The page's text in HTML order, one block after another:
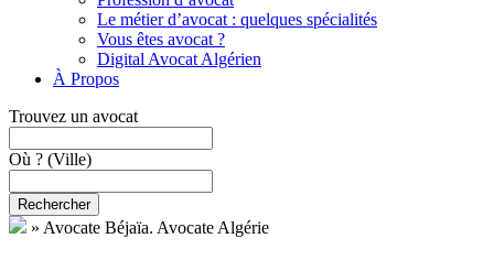
Le métier d’avocat : quelques spécialités
Vous êtes avocat ?
Digital Avocat Algérien
À Propos
Trouvez un avocat
Où ? (Ville)
Rechercher
» Avocate Béjaïa. Avocate Algérie